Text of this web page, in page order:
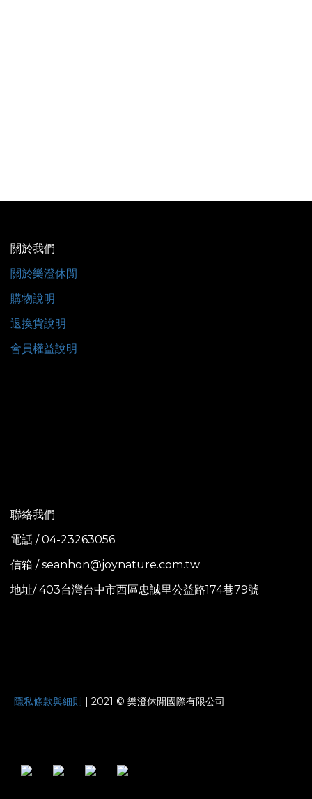
關於我們
關於樂澄休閒
購物說明
退換貨說明
會員權益說明
聯絡我們
電話 / 04-23263056
信箱 / seanhon@joynature.com.tw
地址/ 403台灣台中市西區忠誠里公益路174巷79號
隱私條款與細則 | 2021 © 樂澄休閒國際有限公司